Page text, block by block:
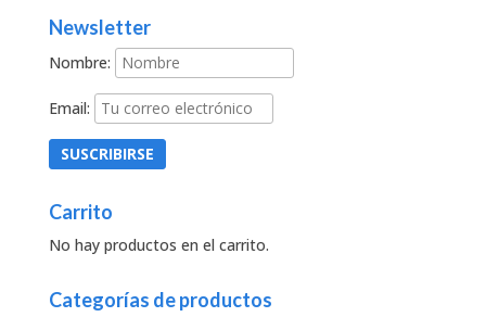
Newsletter
Nombre:
Email:
Carrito
No hay productos en el carrito.
Categorías de productos